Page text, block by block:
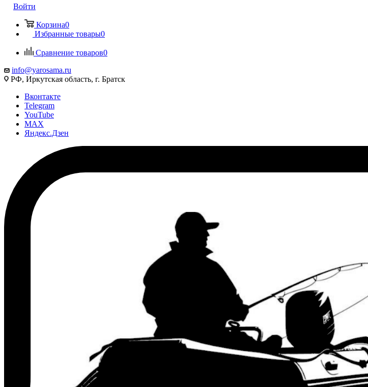
Войти
Корзина0
Избранные товары0
Сравнение товаров0
info@yarosama.ru
РФ, Иркутская область, г. Братск
Вконтакте
Telegram
YouTube
MAX
Яндекс.Дзен